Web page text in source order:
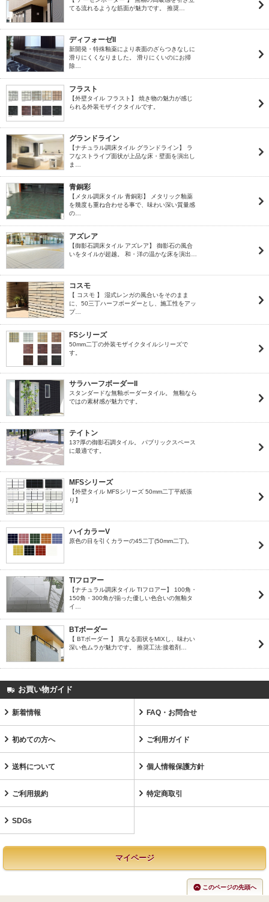
てる流れるような筋面が魅力です。 推奨…
ディフォーゼII
新開発・特殊釉薬により表面のざらつきなしに
滑りにくくなりました。 滑りにくいのにお掃
除…
フラスト
【外壁タイル フラスト】 焼き物の魅力が感じ
られる外装モザイクタイルです。
グランドライン
【ナチュラル調床タイル グランドライン】 ラ
フなストライプ面状が上品な床・壁面を演出し
ま…
青銅彩
【メタル調床タイル 青銅彩】 メタリック釉薬
を幾度も重ね合わせる事で、味わい深い質量感
の…
アズレア
【御影石調床タイル アズレア】 御影石の風合
いをタイルが超越。 和・洋の温かな床を演出…
コスモ
【 コスモ 】 湿式レンガの風合いをそのまま
に、50三丁ハーフボーダーとし、施工性をアッ
プ…
FSシリーズ
50mm二丁の外装モザイクタイルシリーズで
す。
サラハーフボーダーII
スタンダードな無釉ボーダータイル。 無釉なら
ではの素材感が魅力です。
テイトン
13?厚の御影石調タイル。 パブリックスペース
に最適です。
MFSシリーズ
【外壁タイル MFSシリーズ 50mm二丁平紙張
り】
ハイカラーV
原色の目を引くカラーの45二丁(50mm二丁)。
TIフロアー
【ナチュラル調床タイル TIフロアー】 100角・
150角・300角が揃った優しい色合いの無釉タ
イ…
BTボーダー
【 BTボーダー 】 異なる面状をMIXし、味わい
深い色ムラが魅力です。 推奨工法:接着剤…
お買い物ガイド
新着情報 FAQ・お問合せ
初めての方へ ご利用ガイド
送料について 個人情報保護方針
ご利用規約 特定商取引
SDGs
マイページ
このページの先頭へ